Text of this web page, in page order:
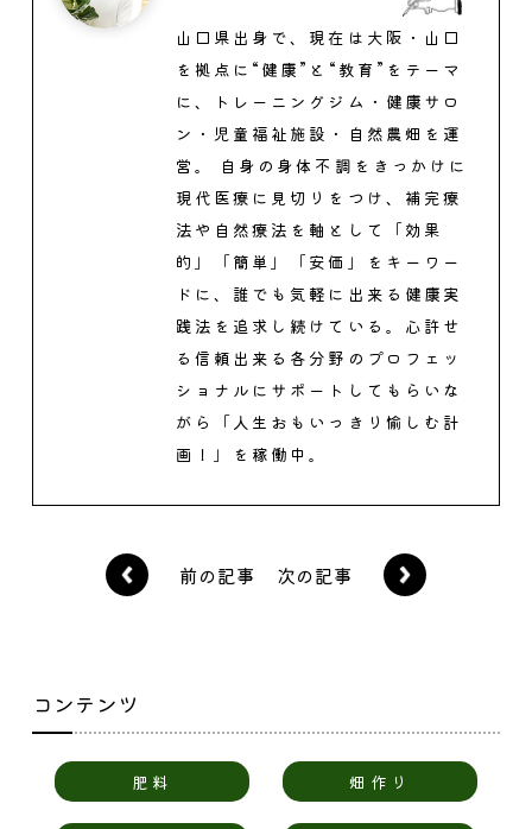
山口県出身で、現在は大阪・山口
を拠点に“健康”と“教育”をテーマ
に、トレーニングジム・健康サロ
ン・児童福祉施設・自然農畑を運
営。 自身の身体不調をきっかけに
現代医療に見切りをつけ、補完療
法や自然療法を軸として「効果
的」「簡単」「安価」をキーワー
ドに、誰でも気軽に出来る健康実
践法を追求し続けている。心許せ
る信頼出来る各分野のプロフェッ
ショナルにサポートしてもらいな
がら「人生おもいっきり愉しむ計
画！」を稼働中。
前の記事 次の記事
コンテンツ
肥料 畑作り